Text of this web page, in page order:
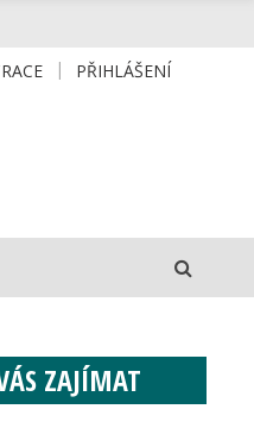
PŘIHLÁŠENÍ
ZAJÍMAT